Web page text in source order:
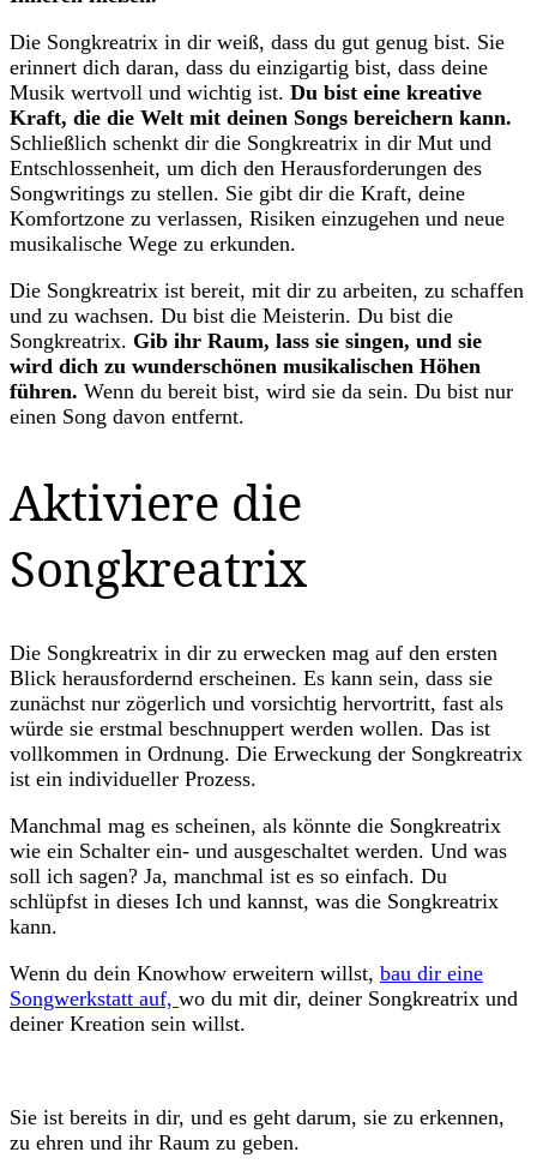
Die Songkreatrix in dir weiß, dass du gut genug bist. Sie
erinnert dich daran, dass du einzigartig bist, dass deine
Musik wertvoll und wichtig ist. Du bist eine kreative
Kraft, die die Welt mit deinen Songs bereichern kann.
Schließlich schenkt dir die Songkreatrix in dir Mut und
Entschlossenheit, um dich den Herausforderungen des
Songwritings zu stellen. Sie gibt dir die Kraft, deine
Komfortzone zu verlassen, Risiken einzugehen und neue
musikalische Wege zu erkunden.
Die Songkreatrix ist bereit, mit dir zu arbeiten, zu schaffen
und zu wachsen. Du bist die Meisterin. Du bist die
Songkreatrix. Gib ihr Raum, lass sie singen, und sie
wird dich zu wunderschönen musikalischen Höhen
führen. Wenn du bereit bist, wird sie da sein. Du bist nur
einen Song davon entfernt.
Aktiviere die
Songkreatrix
Die Songkreatrix in dir zu erwecken mag auf den ersten
Blick herausfordernd erscheinen. Es kann sein, dass sie
zunächst nur zögerlich und vorsichtig hervortritt, fast als
würde sie erstmal beschnuppert werden wollen. Das ist
vollkommen in Ordnung. Die Erweckung der Songkreatrix
ist ein individueller Prozess.
Manchmal mag es scheinen, als könnte die Songkreatrix
wie ein Schalter ein- und ausgeschaltet werden. Und was
soll ich sagen? Ja, manchmal ist es so einfach. Du
schlüpfst in dieses Ich und kannst, was die Songkreatrix
kann.
Wenn du dein Knowhow erweitern willst, bau dir eine
Songwerkstatt auf, wo du mit dir, deiner Songkreatrix und
deiner Kreation sein willst.
Sie ist bereits in dir, und es geht darum, sie zu erkennen,
zu ehren und ihr Raum zu geben.